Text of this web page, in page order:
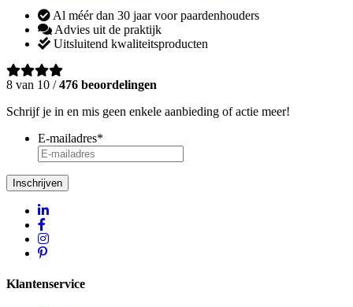
Al méér dan 30 jaar voor paardenhouders
Advies uit de praktijk
Uitsluitend kwaliteitsproducten
8 van 10 /476 beoordelingen
Schrijf je in en mis geen enkele aanbieding of actie meer!
E-mailadres*
Inschrijven
Klantenservice